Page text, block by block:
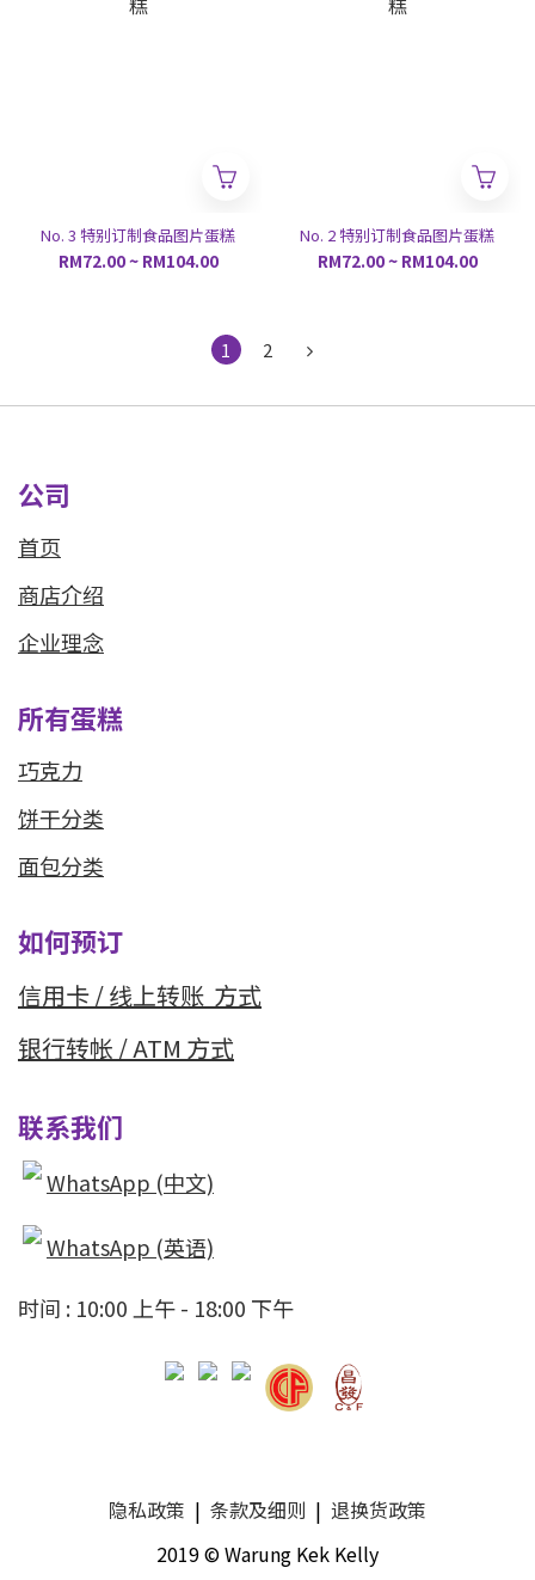
No. 3 特别订制食品图片蛋糕
RM72.00 ~ RM104.00
No. 2 特别订制食品图片蛋糕
RM72.00 ~ RM104.00
1 2
公司
首页
商店介绍
企业理念
所有蛋糕
巧克力
饼干分类
面包分类
如何预订
信用卡 / 线上转账 方式
银行转帐 / ATM 方式
联系我们
WhatsApp (中文)
WhatsApp (英语)
时间 : 10:00 上午 - 18:00 下午
隐私政策 | 条款及细则 | 退换货政策
2019 © Warung Kek Kelly